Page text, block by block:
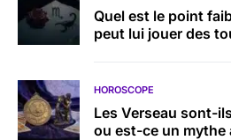
Quel est le point
peut lui jouer des
HOROSCOPE
Les Verseau sont-
ou est-ce un mythe